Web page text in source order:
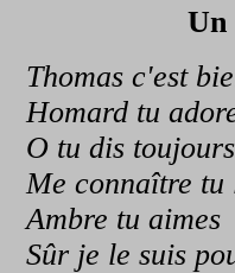
Un
Thomas c'est
Homard tu
O tu dis toujours
Me connaître tu
Ambre tu aimes
Sûr je le suis